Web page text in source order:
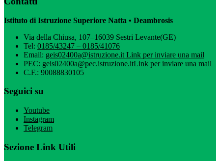
Istituto di Istruzione Superiore Natta • Deambrosis
Via della Chiusa, 107–16039 Sestri Levante(GE)
Tel: 0185/43247 – 0185/41076
Email: geis02400a@istruzione.it Link per inviare una mail
PEC: geis02400a@pec.istruzione.itLink per inviare una mail
C.F.: 90088830105
Seguici su
Youtube
Instagram
Telegram
Sezione Link Utili